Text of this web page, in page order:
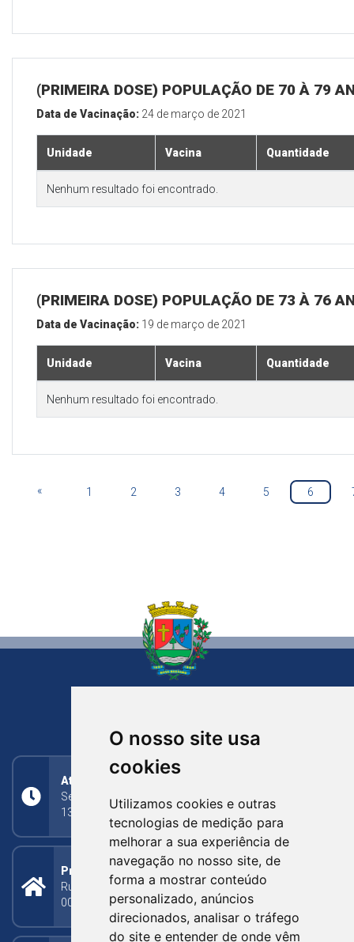
O nosso site usa
cookies
Utilizamos cookies e outras
tecnologias de medição para
melhorar a sua experiência de
navegação no nosso site, de
forma a mostrar conteúdo
personalizado, anúncios
direcionados, analisar o tráfego
do site e entender de onde vêm
(PRIMEIRA DOSE) POPULAÇÃO DE 70 À 79
Data de Vacinação: 24 de março de 2021
Unidade Vacina Quantidade
Nenhum resultado foi encontrado.
(PRIMEIRA DOSE) POPULAÇÃO DE 73 À 76
Data de Vacinação: 19 de março de 2021
Unidade Vacina Quantidade
Nenhum resultado foi encontrado.
« 1 2 3 4 5 6
Atendimento
Segunda a Sexta: 8h às 11h30min (manhã);
13h30min às 17h (tarde)
Prefeitura Municipal
Rua Silva Jardim, 505 - Bairro Centro - CEP: 95340-
000